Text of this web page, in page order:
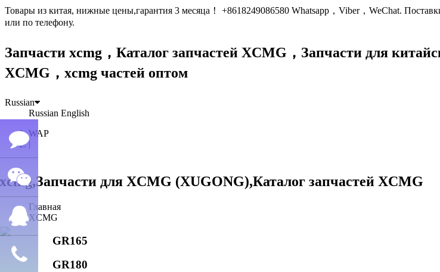
Товары из китая, нижные цены,гарантия 3 месяца！ +8618249086580 Whatsapp，Viber，WeChat.
или по телефону.
Запчасти xcmg，Каталог запчастей XCMG， Запчасти для
XCMG，xcmg частей оптом
Russian
Russian English
WAP
|
Главная
XCMG
GR165
GR180
Семён
лю
WeChat
QQ